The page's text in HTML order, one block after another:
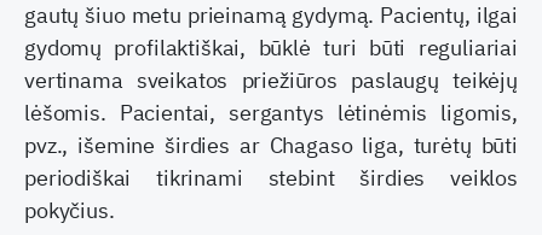
gautų šiuo metu prieinamą gydymą. Pacientų, ilgai
gydomų profilaktiškai, būklė turi būti reguliariai
vertinama sveikatos priežiūros paslaugų teikėjų
lėšomis. Pacientai, sergantys lėtinėmis ligomis,
pvz., išemine širdies ar Chagaso liga, turėtų būti
periodiškai tikrinami stebint širdies veiklos
pokyčius.